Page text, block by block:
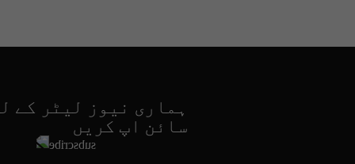
ہماری نیوز لیٹر کے
سائن اپ کریں